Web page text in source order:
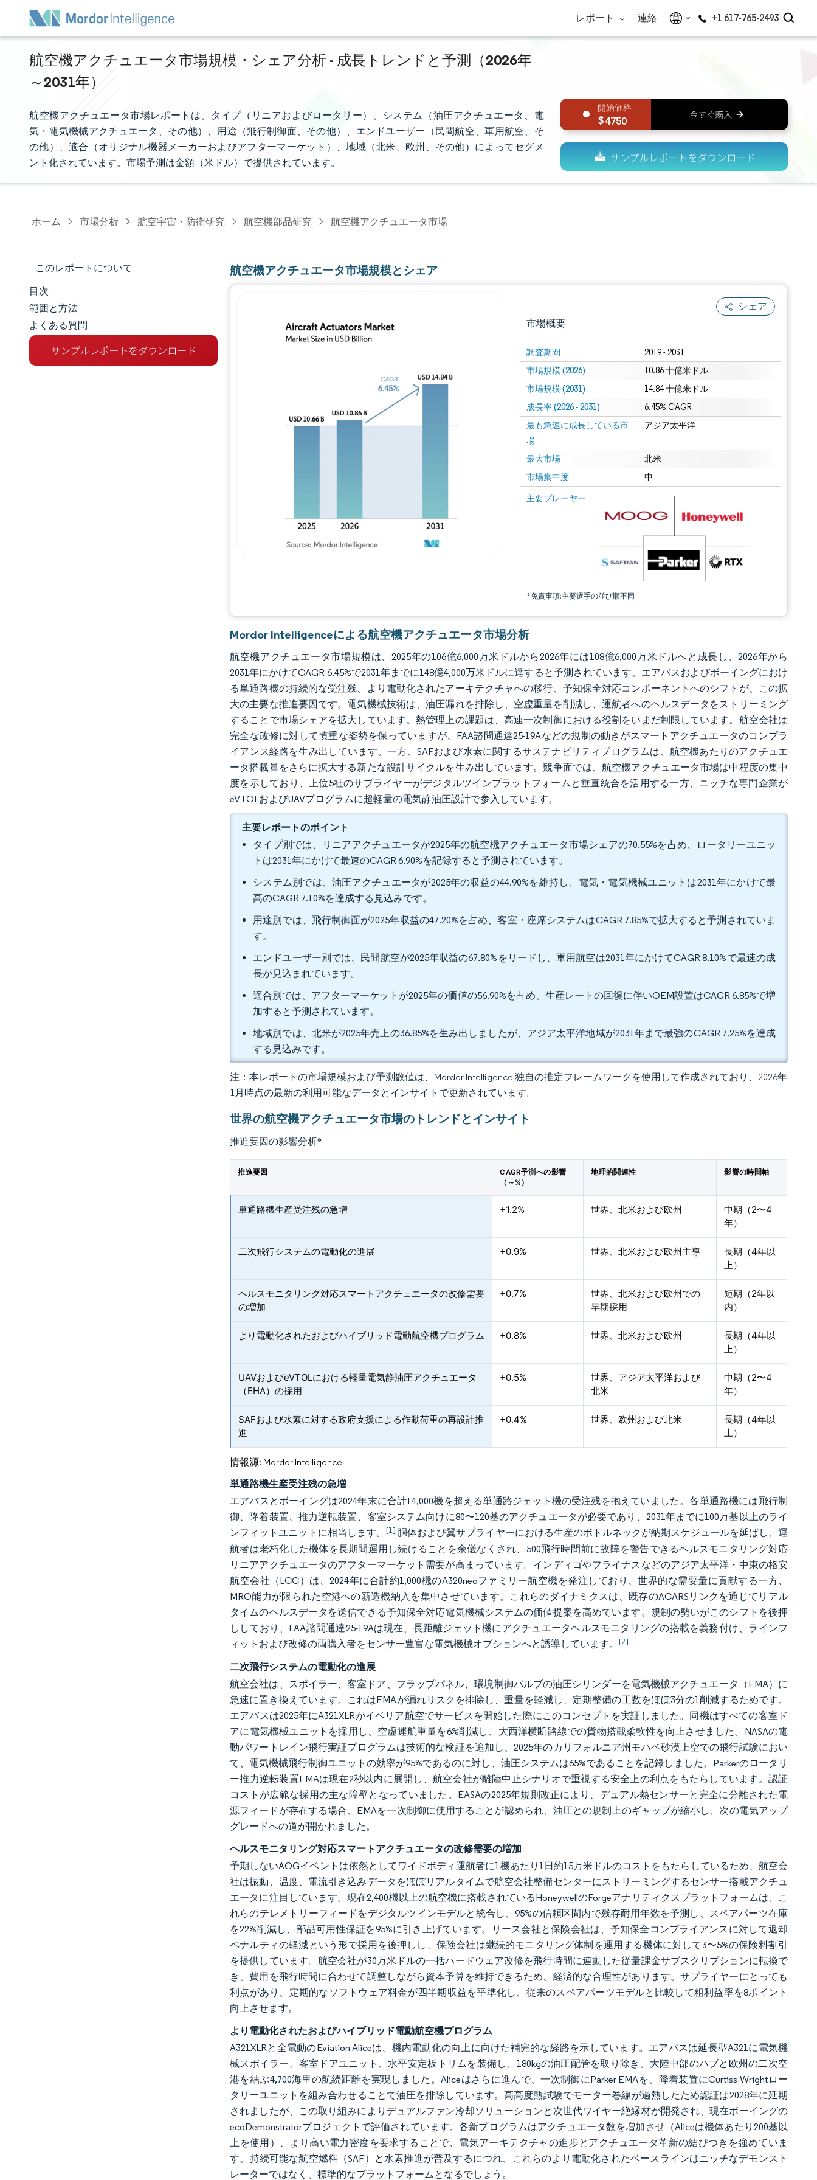
レポート 連絡 +1 617-765-2493
航空機アクチュエータ市場規模・シェア分析 - 成長トレンドと予測（2026年
～2031年）
航空機アクチュエータ市場レポートは、タイプ（リニアおよびロータリー）、システム（油圧アクチュエータ、電
気・電気機械アクチュエータ、その他）、用途（飛行制御面、その他）、エンドユーザー（民間航空、軍用航空、そ
の他）、適合（オリジナル機器メーカーおよびアフターマーケット）、地域（北米、欧州、その他）によってセグメ
ント化されています。市場予測は金額（米ドル）で提供されています。
4750
ホーム 市場分析 航空宇宙・防衛研究 航空機部品研究 航空機アクチュエータ市場
このレポートについて
市場規模とシェア
市場分析
トレンドとインサイト
目次
範囲と方法
よくある質問
航空機アクチュエータ市場規模とシェア
シェア
市場概要
調査期間 2019 - 2031
市場規模 (2026) 10.86 十億米ドル
市場規模 (2031) 14.84 十億米ドル
成長率 (2026 - 2031) 6.45% CAGR
最も急速に成長している市
場
アジア太平洋
最大市場 北米
市場集中度 中
主要プレーヤー
*免責事項:主要選手の並び順不同
画像 © Mordor Intelligence。再利用にはCC BY 4.0の表示が必要です。
画像 © Mordor Intelligence。再利用にはCC BY 4.0の表示が必要です。
Mordor Intelligenceによる航空機アクチュエータ市場分析
航空機アクチュエータ市場規模は、2025年の106億6,000万米ドルから2026年には108億6,000万米ドルへと成長し、2026年から
2031年にかけてCAGR 6.45%で2031年までに148億4,000万米ドルに達すると予測されています。エアバスおよびボーイングにおけ
る単通路機の持続的な受注残、より電動化されたアーキテクチャへの移行、予知保全対応コンポーネントへのシフトが、この拡
大の主要な推進要因です。電気機械技術は、油圧漏れを排除し、空虚重量を削減し、運航者へのヘルスデータをストリーミング
することで市場シェアを拡大しています。熱管理上の課題は、高速一次制御における役割をいまだ制限しています。航空会社は
完全な改修に対して慎重な姿勢を保っていますが、FAA諮問通達25-19Aなどの規制の動きがスマートアクチュエータのコンプラ
イアンス経路を生み出しています。一方、SAFおよび水素に関するサステナビリティプログラムは、航空機あたりのアクチュエ
ータ搭載量をさらに拡大する新たな設計サイクルを生み出しています。競争面では、航空機アクチュエータ市場は中程度の集中
度を示しており、上位5社のサプライヤーがデジタルツインプラットフォームと垂直統合を活用する一方、ニッチな専門企業が
eVTOLおよびUAVプログラムに超軽量の電気静油圧設計で参入しています。
主要レポートのポイント
タイプ別では、リニアアクチュエータが2025年の航空機アクチュエータ市場シェアの70.55%を占め、ロータリーユニッ
トは2031年にかけて最速のCAGR 6.90%を記録すると予測されています。
システム別では、油圧アクチュエータが2025年の収益の44.90%を維持し、電気・電気機械ユニットは2031年にかけて最
高のCAGR 7.10%を達成する見込みです。
用途別では、飛行制御面が2025年収益の47.20%を占め、客室・座席システムはCAGR 7.85%で拡大すると予測されていま
す。
エンドユーザー別では、民間航空が2025年収益の67.80%をリードし、軍用航空は2031年にかけてCAGR 8.10%で最速の成
長が見込まれています。
適合別では、アフターマーケットが2025年の価値の56.90%を占め、生産レートの回復に伴いOEM設置はCAGR 6.85%で増
加すると予測されています。
地域別では、北米が2025年売上の36.85%を生み出しましたが、アジア太平洋地域が2031年まで最強のCAGR 7.25%を達成
する見込みです。
注：本レポートの市場規模および予測数値は、Mordor Intelligence 独自の推定フレームワークを使用して作成されており、2026年
1月時点の最新の利用可能なデータとインサイトで更新されています。
世界の航空機アクチュエータ市場のトレンドとインサイト
推進要因の影響分析*
推進要因
CAGR予測への影響
（～%）
地理的関連性 影響の時間軸
単通路機生産受注残の急増 +1.2% 世界、北米および欧州
中期（2〜4
年）
二次飛行システムの電動化の進展 +0.9% 世界、北米および欧州主導
長期（4年以
上）
ヘルスモニタリング対応スマートアクチュエータの改修需要
の増加
+0.7%
世界、北米および欧州での
早期採用
短期（2年以
内）
より電動化されたおよびハイブリッド電動航空機プログラム +0.8% 世界、北米および欧州
長期（4年以
上）
UAVおよびeVTOLにおける軽量電気静油圧アクチュエータ
（EHA）の採用
+0.5%
世界、アジア太平洋および
北米
中期（2〜4
年）
SAFおよび水素に対する政府支援による作動荷重の再設計推
進
+0.4% 世界、欧州および北米
長期（4年以
上）
情報源: Mordor Intelligence
単通路機生産受注残の急増
エアバスとボーイングは2024年末に合計14,000機を超える単通路ジェット機の受注残を抱えていました。各単通路機には飛行制
御、降着装置、推力逆転装置、客室システム向けに80〜120基のアクチュエータが必要であり、2031年までに100万基以上のライ
ンフィットユニットに相当します。 [1] 胴体および翼サプライヤーにおける生産のボトルネックが納期スケジュールを延ばし、運
航者は老朽化した機体を長期間運用し続けることを余儀なくされ、500飛行時間前に故障を警告できるヘルスモニタリング対応
リニアアクチュエータのアフターマーケット需要が高まっています。インディゴやフライナスなどのアジア太平洋・中東の格安
航空会社（LCC）は、2024年に合計約1,000機のA320neoファミリー航空機を発注しており、世界的な需要量に貢献する一方、
MRO能力が限られた空港への新造機納入を集中させています。これらのダイナミクスは、既存のACARSリンクを通じてリアル
タイムのヘルスデータを送信できる予知保全対応電気機械システムの価値提案を高めています。規制の勢いがこのシフトを後押
ししており、FAA諮問通達25-19Aは現在、長距離ジェット機にアクチュエータヘルスモニタリングの搭載を義務付け、ラインフ
ィットおよび改修の両購入者をセンサー豊富な電気機械オプションへと誘導しています。[2]
二次飛行システムの電動化の進展
航空会社は、スポイラー、客室ドア、フラップパネル、環境制御バルブの油圧シリンダーを電気機械アクチュエータ（EMA）に
急速に置き換えています。これはEMAが漏れリスクを排除し、重量を軽減し、定期整備の工数をほぼ3分の1削減するためです。
エアバスは2025年にA321XLRがイベリア航空でサービスを開始した際にこのコンセプトを実証しました。同機はすべての客室ド
アに電気機械ユニットを採用し、空虚運航重量を6%削減し、大西洋横断路線での貨物搭載柔軟性を向上させました。NASAの電
動パワートレイン飛行実証プログラムは技術的な検証を追加し、2025年のカリフォルニア州モハベ砂漠上空での飛行試験におい
て、電気機械飛行制御ユニットの効率が95%であるのに対し、油圧システムは65%であることを記録しました。Parkerのロータリ
ー推力逆転装置EMAは現在2秒以内に展開し、航空会社が離陸中止シナリオで重視する安全上の利点をもたらしています。認証
コストが広範な採用の主な障壁となっていました。EASAの2025年規則改正により、デュアル熱センサーと完全に分離された電
源フィードが存在する場合、EMAを一次制御に使用することが認められ、油圧との規制上のギャップが縮小し、次の電気アップ
グレードへの道が開かれました。
ヘルスモニタリング対応スマートアクチュエータの改修需要の増加
予期しないAOGイベントは依然としてワイドボディ運航者に1機あたり1日約15万米ドルのコストをもたらしているため、航空会
社は振動、温度、電流引き込みデータをほぼリアルタイムで航空会社整備センターにストリーミングするセンサー搭載アクチュ
エータに注目しています。現在2,400機以上の航空機に搭載されているHoneywellのForgeアナリティクスプラットフォームは、こ
れらのテレメトリーフィードをデジタルツインモデルと統合し、95%の信頼区間内で残存耐用年数を予測し、スペアパーツ在庫
を22%削減し、部品可用性保証を95%に引き上げています。リース会社と保険会社は、予知保全コンプライアンスに対して返却
ペナルティの軽減という形で採用を後押しし、保険会社は継続的モニタリング体制を運用する機体に対して3〜5%の保険料割引
を提供しています。航空会社が30万米ドルの一括ハードウェア改修を飛行時間に連動した従量課金サブスクリプションに転換で
き、費用を飛行時間に合わせて調整しながら資本予算を維持できるため、経済的な合理性があります。サプライヤーにとっても
利点があり、定期的なソフトウェア料金が四半期収益を平準化し、従来のスペアパーツモデルと比較して粗利益率を8ポイント
向上させます。
より電動化されたおよびハイブリッド電動航空機プログラム
A321XLRと全電動のEviation Aliceは、機内電動化の向上に向けた補完的な経路を示しています。エアバスは延長型A321に電気機
械スポイラー、客室ドアユニット、水平安定板トリムを装備し、180kgの油圧配管を取り除き、大陸中部のハブと欧州の二次空
港を結ぶ4,700海里の航続距離を実現しました。Aliceはさらに進んで、一次制御にParker EMAを、降着装置にCurtiss-Wrightロー
タリーユニットを組み合わせることで油圧を排除しています。高高度熱試験でモーター巻線が過熱したため認証は2028年に延期
されましたが、この取り組みによりデュアルファン冷却ソリューションと次世代ワイヤー絶縁材が開発され、現在ボーイングの
ecoDemonstratorプロジェクトで評価されています。各新プログラムはアクチュエータ数を増加させ（Aliceは機体あたり200基以
上を使用）、より高い電力密度を要求することで、電気アーキテクチャの進歩とアクチュエータ革新の結びつきを強めていま
す。持続可能な航空燃料（SAF）と水素推進が普及するにつれ、これらのより電動化されたベースラインはニッチなデモンスト
レーターではなく、標準的なプラットフォームとなるでしょう。